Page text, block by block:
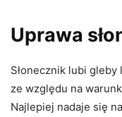
Uprawa
Słonecznik lubi
ze względu na
Najlepiej nadaje się